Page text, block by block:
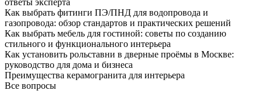
Как выбрать фитинги ПЭ/ПНД для водопровода и
газопровода: обзор стандартов и практических решений
Как выбрать мебель для гостиной: советы по созданию
стильного и функционального интерьера
Как установить рольставни в дверные проёмы в Москве:
руководство для дома и бизнеса
Преимущества керамогранита для интерьера
Все вопросы